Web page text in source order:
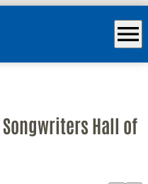
menu
Hall of